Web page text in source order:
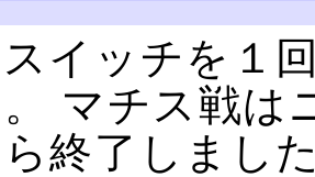
イッチを１
マチス戦は
終了しまし